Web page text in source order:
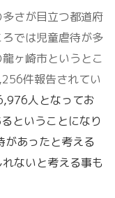
さが目立つ都道府
では児童虐待が多
ヶ崎市というとこ
件報告されてい
人となってお
ということになり
があったと考える
ないと考える事も